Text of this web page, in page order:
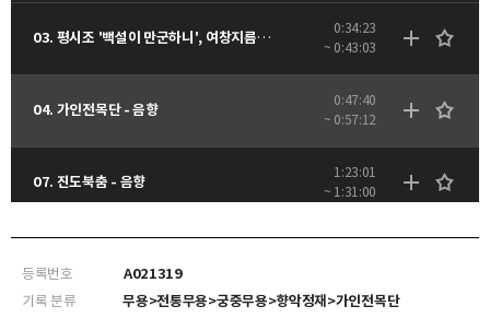
03. 평시조 '백설이 만군하니', 여창지름시조 '송림에 눈이오니' - 음향
0:34:23
~ 0:43:03
04. 가인전목단 - 음향
0:47:40
~ 0:57:12
07. 진도북춤 - 음향
1:23:01
~ 1:31:00
등록번호
A021319
기록 분류
무용>전통무용>궁중무용>향악정재>가인전목단